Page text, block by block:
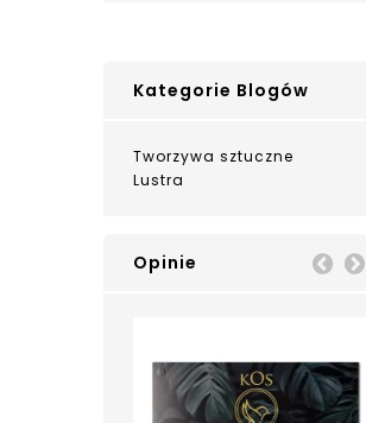
Kategorie Blogów
Tworzywa sztuczne
Lustra
Opinie Prev